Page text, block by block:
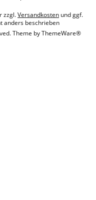
zzgl.Versandkosten und ggf.
anders beschrieben
Theme byThemeWare®